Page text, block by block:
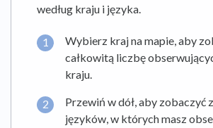
według kraju i języka.
Wybierz kraj na mapie, aby
całkowitą liczbę
kraju.
Przewiń w dół, aby zobaczyć
języków, w których masz